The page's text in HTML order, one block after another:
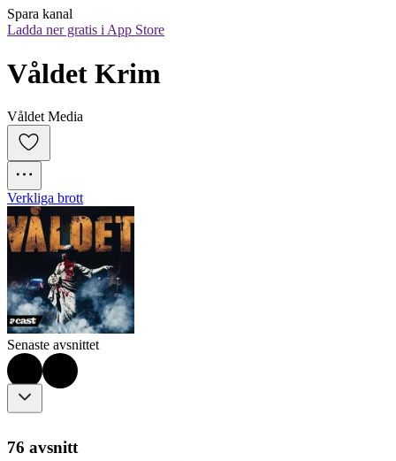
Spara kanal
Ladda ner gratis i App Store
Våldet Krim
Våldet Media
Verkliga brott
Senaste avsnittet
76 avsnitt